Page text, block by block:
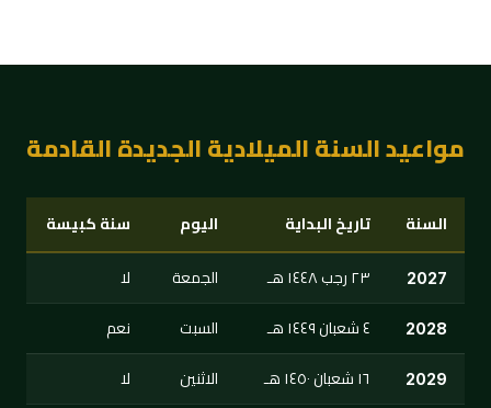
مواعيد السنة الميلادية الجديدة القادمة
السنة تاريخ البداية اليوم سنة كبيسة
2027 ٢٣ رجب ١٤٤٨ هـ الجمعة لا
2028 ٤ شعبان ١٤٤٩ هـ السبت نعم
2029 ١٦ شعبان ١٤٥٠ هـ الاثنين لا